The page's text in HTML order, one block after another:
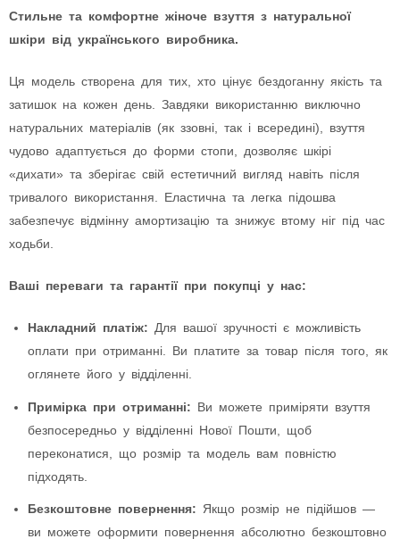
Стильне та комфортне жіноче взуття з натуральної
шкіри від українського виробника.
Ця модель створена для тих, хто цінує бездоганну якість та
затишок на кожен день. Завдяки використанню виключно
натуральних матеріалів (як ззовні, так і всередині), взуття
чудово адаптується до форми стопи, дозволяє шкірі
«дихати» та зберігає свій естетичний вигляд навіть після
тривалого використання. Еластична та легка підошва
забезпечує відмінну амортизацію та знижує втому ніг під час
ходьби.
Ваші переваги та гарантії при покупці у нас:
Накладний платіж: Для вашої зручності є можливість
оплати при отриманні. Ви платите за товар після того, як
оглянете його у відділенні.
Примірка при отриманні: Ви можете приміряти взуття
безпосередньо у відділенні Нової Пошти, щоб
переконатися, що розмір та модель вам повністю
підходять.
Безкоштовне повернення: Якщо розмір не підійшов —
ви можете оформити повернення абсолютно безкоштовно